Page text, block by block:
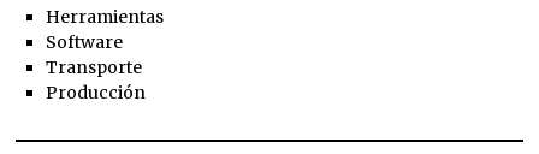
Herramientas
Software
Transporte
Producción